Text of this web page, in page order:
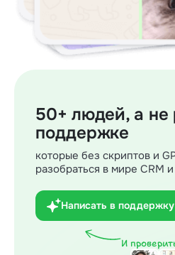
50+ людей, а не
поддержке
которые без скриптов и
разобраться в мире CRM
Написать в поддержку
И